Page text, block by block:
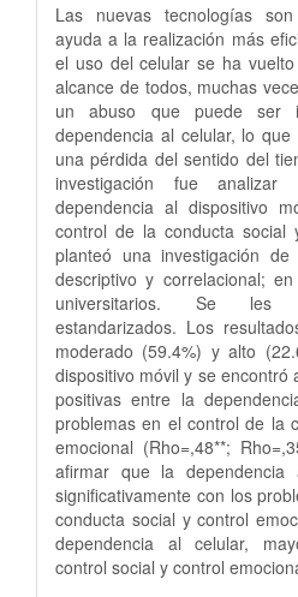
Las nuevas tecnologías
ayuda a la realización más
el uso del celular se ha
alcance de todos, muchas
un abuso que puede ser
dependencia al celular, lo
una pérdida del sentido del
investigación fue
dependencia al dispositivo
control de la conducta social
planteó una investigación
descriptivo y correlacional;
universitarios. Se les
estandarizados. Los
moderado (59.4%) y alto
dispositivo móvil y se encontró
positivas entre la
problemas en el control de la
emocional (Rho=,48**;
afirmar que la dependencia
significativamente con los
conducta social y control
dependencia al celular,
control social y control